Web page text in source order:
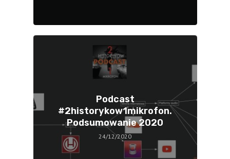
Podcast
#2historykow1mikrofon.
Podsumowanie 2020
24/12/2020